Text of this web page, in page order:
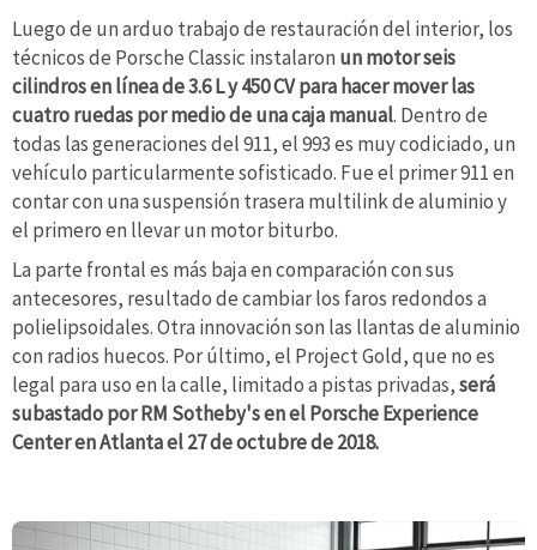
Luego de un arduo trabajo de restauración del interior, los
técnicos de Porsche Classic instalaron un motor seis
cilindros en línea de 3.6 L y 450 CV para hacer mover las
cuatro ruedas por medio de una caja manual. Dentro de
todas las generaciones del 911, el 993 es muy codiciado, un
vehículo particularmente sofisticado. Fue el primer 911 en
contar con una suspensión trasera multilink de aluminio y
el primero en llevar un motor biturbo.
La parte frontal es más baja en comparación con sus
antecesores, resultado de cambiar los faros redondos a
polielipsoidales. Otra innovación son las llantas de aluminio
con radios huecos. Por último, el Project Gold, que no es
legal para uso en la calle, limitado a pistas privadas,será
subastado por RM Sotheby's en el Porsche Experience
Center en Atlanta el 27 de octubre de 2018.